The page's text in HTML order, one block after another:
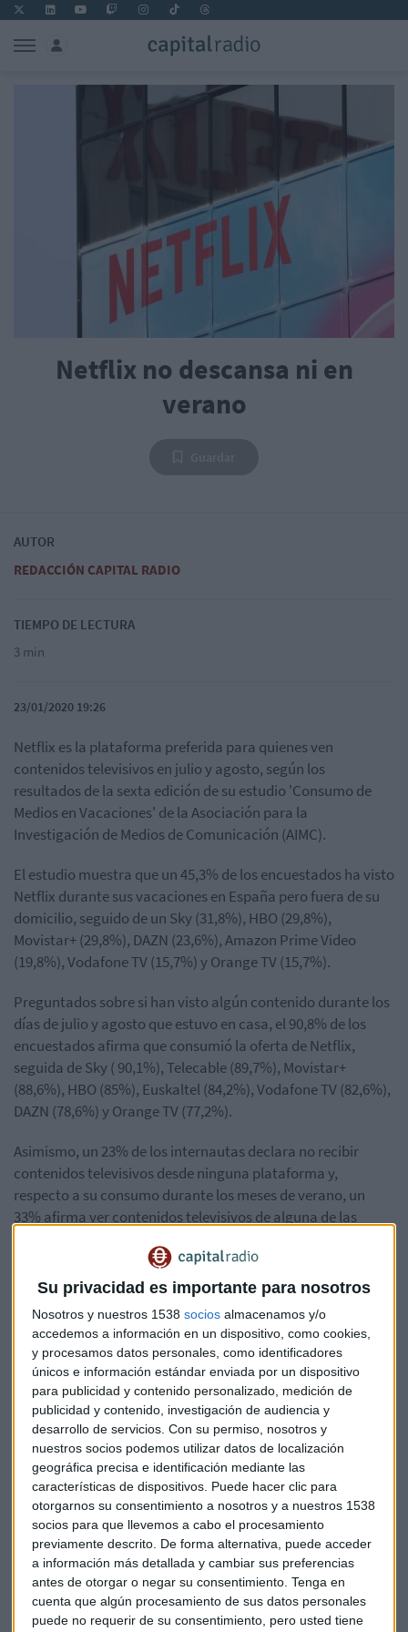
Su privacidad es importante para nosotros
Nosotros y nuestros 1538 socios almacenamos y/o
accedemos a información en un dispositivo, como cookies,
y procesamos datos personales, como identificadores
únicos e información estándar enviada por un dispositivo
para publicidad y contenido personalizado, medición de
publicidad y contenido, investigación de audiencia y
desarrollo de servicios. Con su permiso, nosotros y
nuestros socios podemos utilizar datos de localización
geográfica precisa e identificación mediante las
características de dispositivos. Puede hacer clic para
otorgarnos su consentimiento a nosotros y a nuestros 1538
socios para que llevemos a cabo el procesamiento
previamente descrito. De forma alternativa, puede acceder
a información más detallada y cambiar sus preferencias
antes de otorgar o negar su consentimiento. Tenga en
cuenta que algún procesamiento de sus datos personales
puede no requerir de su consentimiento, pero usted tiene
Netflix no descansa ni en
verano
AUTOR
REDACCIÓN CAPITAL RADIO
TIEMPO DE LECTURA
3 min
23/01/2020 19:26
Netflix es la plataforma preferida para quienes ven
contenidos televisivos en julio y agosto, según los
resultados de la sexta edición de su estudio 'Consumo de
Medios en Vacaciones' de la Asociación para la
Investigación de Medios de Comunicación (AIMC).
El estudio muestra que un 45,3% de los encuestados ha visto
Netflix durante sus vacaciones en España pero fuera de su
domicilio, seguido de un Sky (31,8%), HBO (29,8%),
Movistar+ (29,8%), DAZN (23,6%), Amazon Prime Video
(19,8%), Vodafone TV (15,7%) y Orange TV (15,7%).
Preguntados sobre si han visto algún contenido durante los
días de julio y agosto que estuvo en casa, el 90,8% de los
encuestados afirma que consumió la oferta de Netflix,
seguida de Sky ( 90,1%), Telecable (89,7%), Movistar+
(88,6%), HBO (85%), Euskaltel (84,2%), Vodafone TV (82,6%),
DAZN (78,6%) y Orange TV (77,2%).
Asimismo, un 23% de los internautas declara no recibir
contenidos televisivos desde ninguna plataforma y,
respecto a su consumo durante los meses de verano, un
33% afirma ver contenidos televisivos de alguna de las
En relación con el consumo de medios, el medio más
consumido durante los viajes al extranjero son los diarios
'online' (59%). En el caso de las vacaciones en España,
televisión, diarios y radio copan el pódium de medios más
usados durante las vacaciones.
Por otro lado, el informe apunta que el 99% de los
encuestados afirma que se conectó a internet en julio y
agosto, y que su consumo fue ligeramente superior al
habitual. Además, un 97% de los que salieron de vacaciones
por España se conectó a internet durante algún momento
de su estancia fuera del hogar habitual, pero un 58% admite
que este consumo fue menor que el de un día cualquiera.
En el caso de los desplazamientos al extranjero por
vacaciones, un 97% afirma también que se conectó a
Internet en algún momento de su viaje. Además, el 98% de